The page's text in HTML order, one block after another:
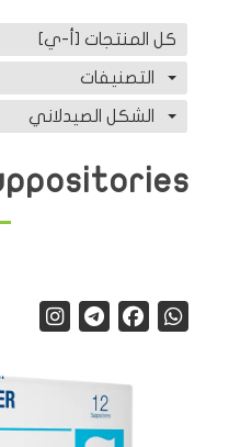
كل المنتجات [أ-ي]
التصنيفات
الشكل الصيدلاني